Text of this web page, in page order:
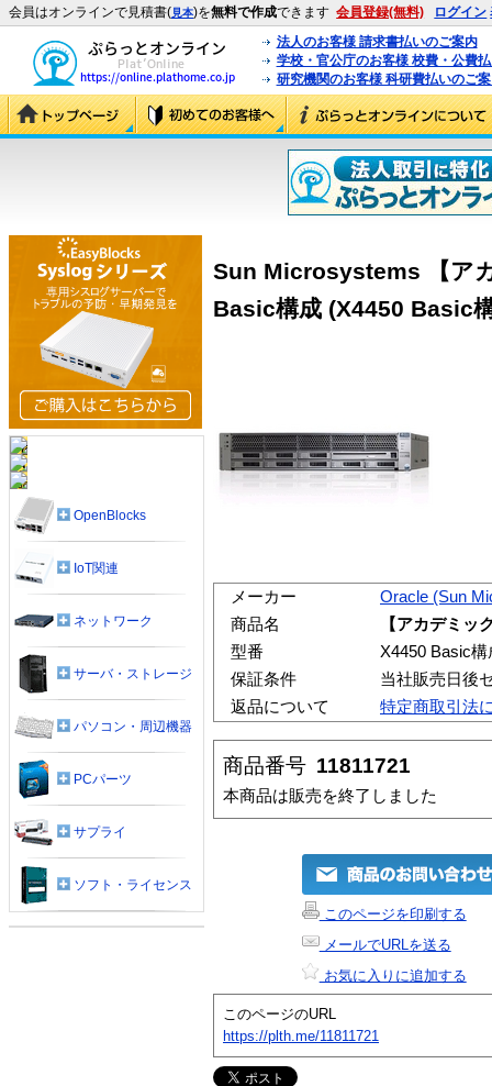
会員はオンラインで見積書(見本)を無料で作成できます 会員登録(無料) ログイン
法人のお客様 請求書払いのご案内
学校・官公庁のお客様 校費・公費
研究機関のお客様 科研費払いのご
Sun Microsystems 【ア
Basic構成 (X4450 Basic
メーカー
Oracle (Sun
商品名
【アカデミッ
型番
X4450 Basic構
保証条件
当社販売日後
返品について
特定商取引法
商品番号 11811721
本商品は販売を終了しました
このページを印刷する
メールでURLを送る
お気に入りに追加する
このページのURL
https://plth.me/11811721
OpenBlocks
IoT関連
ネットワーク
サーバ・ストレージ
パソコン・周辺機器
PCパーツ
サプライ
ソフト・ライセンス